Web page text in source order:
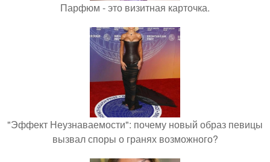
Парфюм - это визитная карточка.
"Эффект Неузнаваемости": почему новый образ певицы
вызвал споры о гранях возможного?